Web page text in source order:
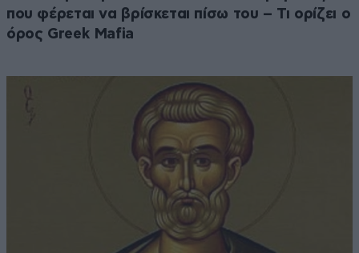
που φέρεται να βρίσκεται πίσω του – Τι ορίζει ο
όρος Greek Mafia